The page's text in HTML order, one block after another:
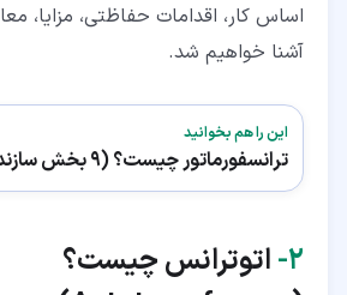
اساس کار، اقدامات حفاظتی، مزایا،
آشنا خواهیم شد.
این را هم بخوانید
ترانسفورماتور چیست؟ (9 بخش سازنده آن)
۲‏- اتوترانس چیست؟